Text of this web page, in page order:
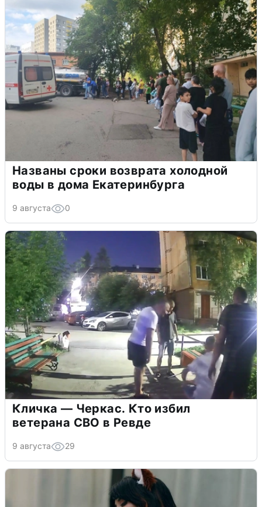
Названы сроки возврата холодной
воды в дома Екатеринбурга
9 августа 0
Кличка — Черкас. Кто избил
ветерана СВО в Ревде
9 августа 29